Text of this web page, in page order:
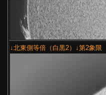
↓北東側等倍（白黒2）↓第2象限